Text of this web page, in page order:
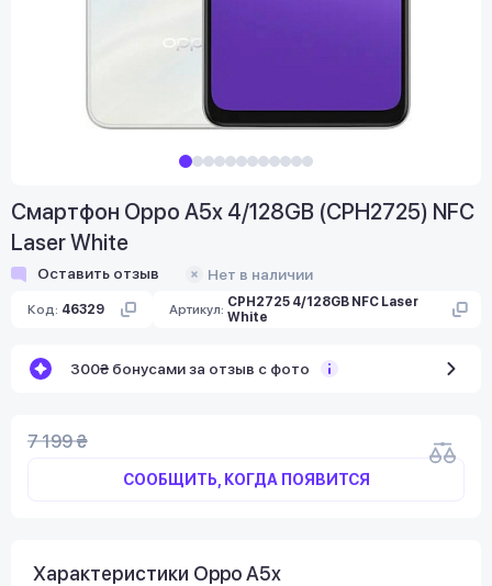
Смартфон Oppo A5x 4/128GB (CPH2725) NFC
Laser White
Оставить отзыв Нет в наличии
Код: 46329 Артикул: CPH2725 4/128GB NFC Laser
White
300₴ бонусами за отзыв с фото
7 199 ₴
СООБЩИТЬ, КОГДА ПОЯВИТСЯ
Характеристики Oppo A5x